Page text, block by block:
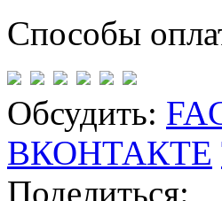
Способы
Обсудить:
ВКОНТАКТЕ
Поделиться: